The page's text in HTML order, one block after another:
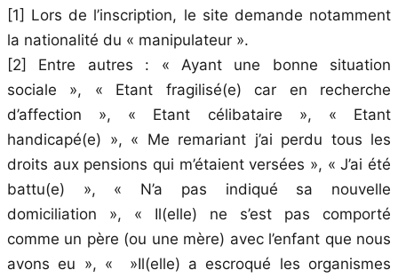
[1] Lors de l’inscription, le site demande notamment
la nationalité du « manipulateur ».
[2] Entre autres : « Ayant une bonne situation
sociale », « Etant fragilisé(e) car en recherche
d’affection », « Etant célibataire », « Etant
handicapé(e) », « Me remariant j’ai perdu tous les
droits aux pensions qui m’étaient versées », « J’ai été
battu(e) », « N’a pas indiqué sa nouvelle
domiciliation », « Il(elle) ne s’est pas comporté
comme un père (ou une mère) avec l’enfant que nous
avons eu », « »Il(elle) a escroqué les organismes